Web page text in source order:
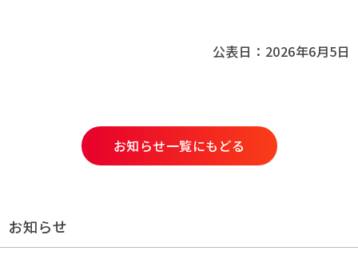
公表日：2026年6月5日
お知らせ一覧にもどる
お知らせ